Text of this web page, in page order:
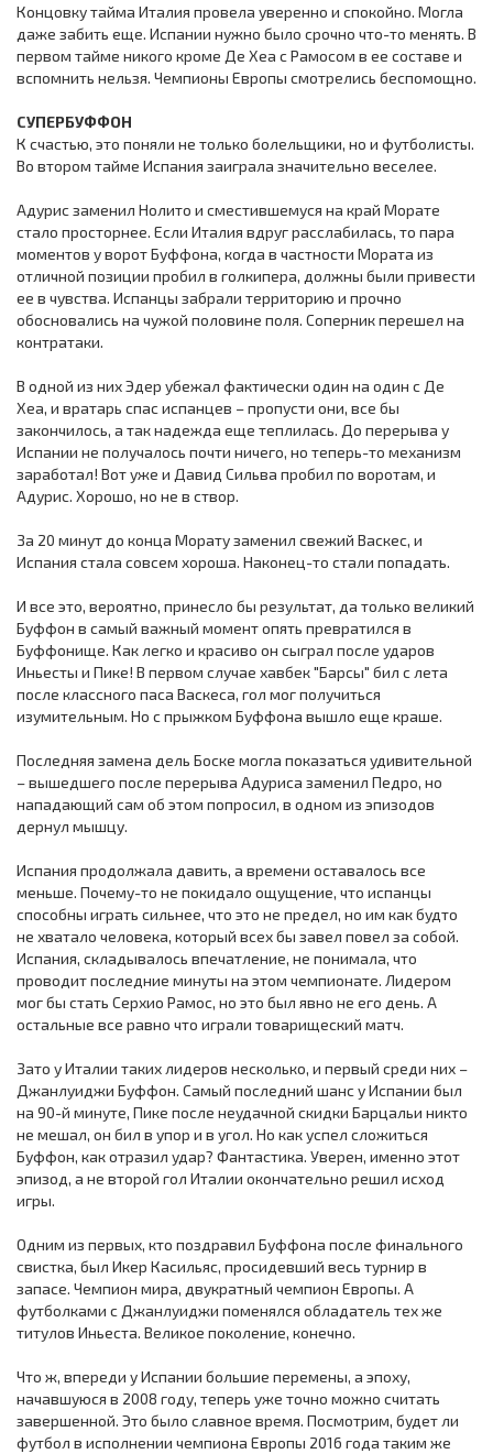
Концовку тайма Италия провела уверенно и спокойно. Могла
даже забить еще. Испании нужно было срочно что-то менять. В
первом тайме никого кроме Де Хеа с Рамосом в ее составе и
вспомнить нельзя. Чемпионы Европы смотрелись беспомощно.
СУПЕРБУФФОН
К счастью, это поняли не только болельщики, но и футболисты.
Во втором тайме Испания заиграла значительно веселее.
Адурис заменил Нолито и сместившемуся на край Морате
стало просторнее. Если Италия вдруг расслабилась, то пара
моментов у ворот Буффона, когда в частности Мората из
отличной позиции пробил в голкипера, должны были привести
ее в чувства. Испанцы забрали территорию и прочно
обосновались на чужой половине поля. Соперник перешел на
контратаки.
В одной из них Эдер убежал фактически один на один с Де
Хеа, и вратарь спас испанцев – пропусти они, все бы
закончилось, а так надежда еще теплилась. До перерыва у
Испании не получалось почти ничего, но теперь-то механизм
заработал! Вот уже и Давид Сильва пробил по воротам, и
Адурис. Хорошо, но не в створ.
За 20 минут до конца Морату заменил свежий Васкес, и
Испания стала совсем хороша. Наконец-то стали попадать.
И все это, вероятно, принесло бы результат, да только великий
Буффон в самый важный момент опять превратился в
Буффонище. Как легко и красиво он сыграл после ударов
Иньесты и Пике! В первом случае хавбек "Барсы" бил с лета
после классного паса Васкеса, гол мог получиться
изумительным. Но с прыжком Буффона вышло еще краше.
Последняя замена дель Боске могла показаться удивительной
– вышедшего после перерыва Адуриса заменил Педро, но
нападающий сам об этом попросил, в одном из эпизодов
дернул мышцу.
Испания продолжала давить, а времени оставалось все
меньше. Почему-то не покидало ощущение, что испанцы
способны играть сильнее, что это не предел, но им как будто
не хватало человека, который всех бы завел повел за собой.
Испания, складывалось впечатление, не понимала, что
проводит последние минуты на этом чемпионате. Лидером
мог бы стать Серхио Рамос, но это был явно не его день. А
остальные все равно что играли товарищеский матч.
Зато у Италии таких лидеров несколько, и первый среди них –
Джанлуиджи Буффон. Самый последний шанс у Испании был
на 90-й минуте, Пике после неудачной скидки Барцальи никто
не мешал, он бил в упор и в угол. Но как успел сложиться
Буффон, как отразил удар? Фантастика. Уверен, именно этот
эпизод, а не второй гол Италии окончательно решил исход
игры.
Одним из первых, кто поздравил Буффона после финального
свистка, был Икер Касильяс, просидевший весь турнир в
запасе. Чемпион мира, двукратный чемпион Европы. А
футболками с Джанлуиджи поменялся обладатель тех же
титулов Иньеста. Великое поколение, конечно.
Что ж, впереди у Испании большие перемены, а эпоху,
начавшуюся в 2008 году, теперь уже точно можно считать
завершенной. Это было славное время. Посмотрим, будет ли
футбол в исполнении чемпиона Европы 2016 года таким же